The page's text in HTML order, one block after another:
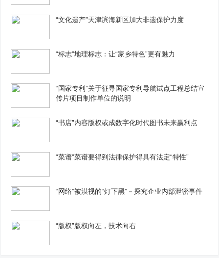
“文化遗产”天津滨海新区加大非遗保护力度
“标志”地理标志：让“家乡特色”更有魅力
“国家专利”关于征寻国家专利导航试点工程总结宣
传片项目制作单位的说明
“书店”内容版权或成数字化时代图书未来赢利点
“菜谱”菜谱要得到法律保护得具有法定“特性”
“网络”被漠视的“灯下黑”－探究企业内部泄密事件
“版权”版权向左，技术向右